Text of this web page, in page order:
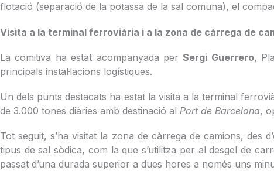
flotació (separació de la potassa de la sal comuna), el
Visita a la terminal ferroviària i a la zona de càrrega de
La comitiva ha estat acompanyada perSergi Guerrero,
principals instal·lacions logístiques.
Un dels punts destacats ha estat la visita a la terminal
de 3.000 tones diàries amb destinació al Port de Barcelona,
Tot seguit, s’ha visitat la zona de càrrega de camions,
tipus de sal sòdica, com la que s’utilitza per al desgel de
passat d’una durada superior a dues hores a només uns